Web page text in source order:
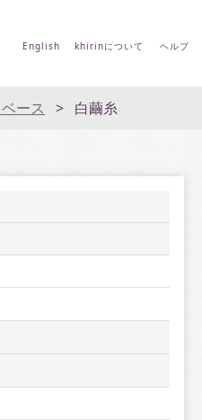
English khirinについて ヘルプ
ース 白繭糸